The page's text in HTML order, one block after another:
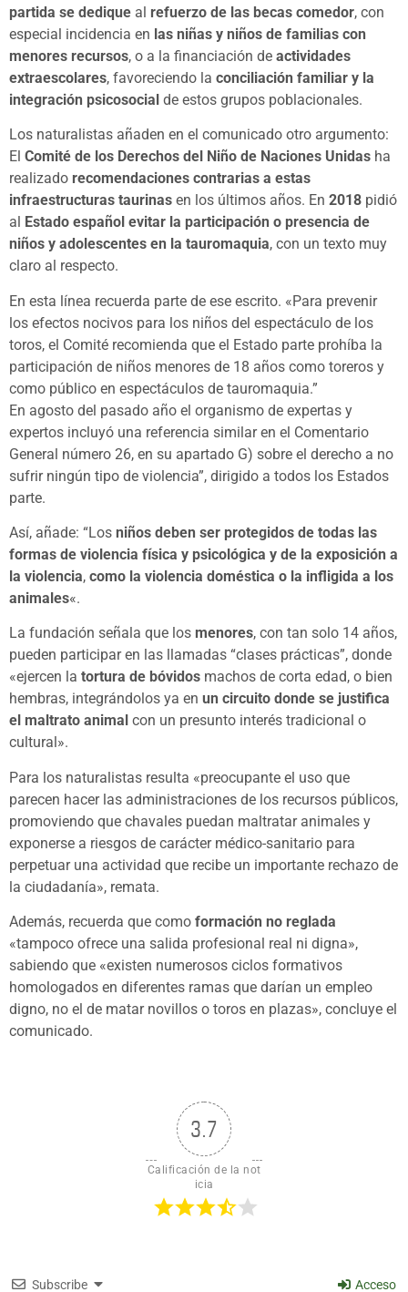
partida se dedique al refuerzo de las becas comedor, con
especial incidencia en las niñas y niños de familias con
menores recursos, o a la financiación de actividades
extraescolares, favoreciendo la conciliación familiar y la
integración psicosocial de estos grupos poblacionales.
Los naturalistas añaden en el comunicado otro argumento:
El Comité de los Derechos del Niño de Naciones Unidas ha
realizado recomendaciones contrarias a estas
infraestructuras taurinas en los últimos años. En 2018 pidió
al
Estado español evitar la participación o presencia de
niños y adolescentes en la tauromaquia, con un texto muy
claro al respecto.
En esta línea recuerda parte de ese escrito. «Para prevenir
los efectos nocivos para los niños del espectáculo de los
toros, el Comité recomienda que el Estado parte prohíba la
participación de niños menores de 18 años como toreros y
como público en espectáculos de tauromaquia.”
En agosto del pasado año el organismo de expertas y
expertos incluyó una referencia similar en el Comentario
General número 26, en su apartado G) sobre el derecho a no
sufrir ningún tipo de violencia”, dirigido a todos los Estados
parte.
Así, añade: “Los niños deben ser protegidos de todas las
formas de violencia física y psicológica y de la exposición a
la violencia, como la violencia doméstica o la infligida a los
animales«.
La fundación señala que los menores, con tan solo 14 años,
pueden participar en las llamadas “clases prácticas”, donde
«ejercen la tortura de bóvidos machos de corta edad, o bien
hembras, integrándolos ya en un circuito donde se justifica
el maltrato animal con un presunto interés tradicional o
cultural».
Para los naturalistas resulta «preocupante el uso que
parecen hacer las administraciones de los recursos públicos,
promoviendo que chavales puedan maltratar animales y
exponerse a riesgos de carácter médico-sanitario para
perpetuar una actividad que recibe un importante rechazo de
la ciudadanía», remata.
Además, recuerda que como formación no reglada
«tampoco ofrece una salida profesional real ni digna»,
sabiendo que «existen numerosos ciclos formativos
homologados en diferentes ramas que darían un empleo
digno, no el de matar novillos o toros en plazas», concluye el
comunicado.
3.7
Calificación de la not
icia
Subscribe Acceso